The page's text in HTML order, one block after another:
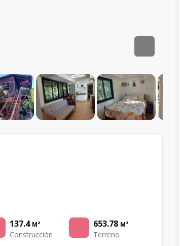
137.4 M²
Construcción
653.78 M²
Terreno